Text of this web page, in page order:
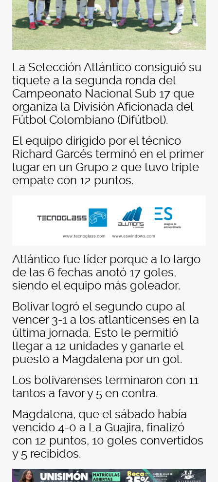
La Selección Atlántico consiguió su
tiquete a la segunda ronda del
Campeonato Nacional Sub 17 que
organiza la División Aficionada del
Fútbol Colombiano (Difútbol).
El equipo dirigido por el técnico
Richard Garcés terminó en el primer
lugar en un Grupo 2 que tuvo triple
empate con 12 puntos.
Atlántico fue líder porque a lo largo
de las 6 fechas anotó 17 goles,
siendo el equipo más goleador.
Bolívar logró el segundo cupo al
vencer 3-1 a los atlanticenses en la
última jornada. Esto le permitió
llegar a 12 unidades y ganarle el
puesto a Magdalena por un gol.
Los bolivarenses terminaron con 11
tantos a favor y 5 en contra.
Magdalena, que el sábado había
vencido 4-0 a La Guajira, finalizó
con 12 puntos, 10 goles convertidos
y 5 recibidos.